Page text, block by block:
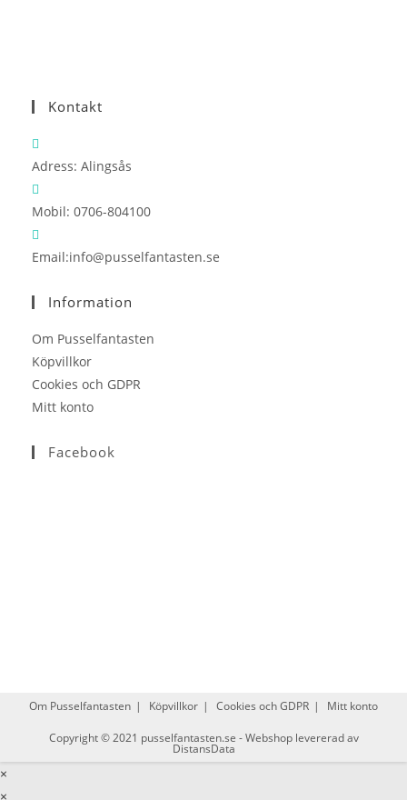
Kontakt
Adress: Alingsås
Mobil: 0706-804100
Email:info@pusselfantasten.se
Information
Om Pusselfantasten
Köpvillkor
Cookies och GDPR
Mitt konto
Facebook
Om Pusselfantasten Köpvillkor Cookies och GDPR Mitt konto
Copyright © 2021 pusselfantasten.se -Webshop levererad av
DistansData
×
×